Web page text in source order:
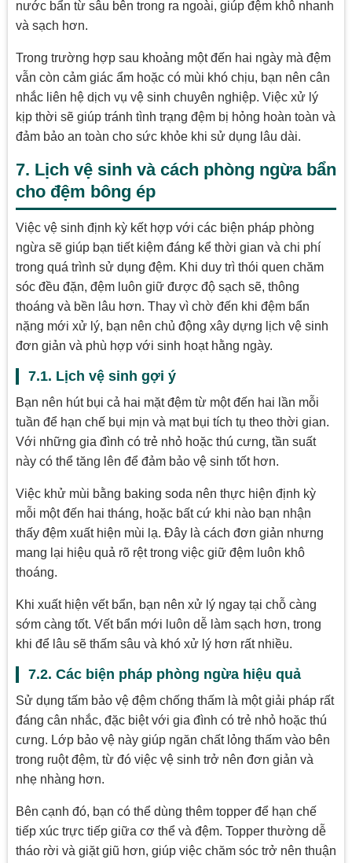
nước bẩn từ sâu bên trong ra ngoài, giúp đệm khô nhanh
và sạch hơn.
Trong trường hợp sau khoảng một đến hai ngày mà đệm
vẫn còn cảm giác ẩm hoặc có mùi khó chịu, bạn nên cân
nhắc liên hệ dịch vụ vệ sinh chuyên nghiệp. Việc xử lý
kịp thời sẽ giúp tránh tình trạng đệm bị hỏng hoàn toàn và
đảm bảo an toàn cho sức khỏe khi sử dụng lâu dài.
7. Lịch vệ sinh và cách phòng ngừa bẩn
cho đệm bông ép
Việc vệ sinh định kỳ kết hợp với các biện pháp phòng
ngừa sẽ giúp bạn tiết kiệm đáng kể thời gian và chi phí
trong quá trình sử dụng đệm. Khi duy trì thói quen chăm
sóc đều đặn, đệm luôn giữ được độ sạch sẽ, thông
thoáng và bền lâu hơn. Thay vì chờ đến khi đệm bẩn
nặng mới xử lý, bạn nên chủ động xây dựng lịch vệ sinh
đơn giản và phù hợp với sinh hoạt hằng ngày.
7.1. Lịch vệ sinh gợi ý
Bạn nên hút bụi cả hai mặt đệm từ một đến hai lần mỗi
tuần để hạn chế bụi mịn và mạt bụi tích tụ theo thời gian.
Với những gia đình có trẻ nhỏ hoặc thú cưng, tần suất
này có thể tăng lên để đảm bảo vệ sinh tốt hơn.
Việc khử mùi bằng baking soda nên thực hiện định kỳ
mỗi một đến hai tháng, hoặc bất cứ khi nào bạn nhận
thấy đệm xuất hiện mùi lạ. Đây là cách đơn giản nhưng
mang lại hiệu quả rõ rệt trong việc giữ đệm luôn khô
thoáng.
Khi xuất hiện vết bẩn, bạn nên xử lý ngay tại chỗ càng
sớm càng tốt. Vết bẩn mới luôn dễ làm sạch hơn, trong
khi để lâu sẽ thấm sâu và khó xử lý hơn rất nhiều.
7.2. Các biện pháp phòng ngừa hiệu quả
Sử dụng tấm bảo vệ đệm chống thấm là một giải pháp rất
đáng cân nhắc, đặc biệt với gia đình có trẻ nhỏ hoặc thú
cưng. Lớp bảo vệ này giúp ngăn chất lỏng thấm vào bên
trong ruột đệm, từ đó việc vệ sinh trở nên đơn giản và
nhẹ nhàng hơn.
Bên cạnh đó, bạn có thể dùng thêm topper để hạn chế
tiếp xúc trực tiếp giữa cơ thể và đệm. Topper thường dễ
tháo rời và giặt giũ hơn, giúp việc chăm sóc trở nên thuận